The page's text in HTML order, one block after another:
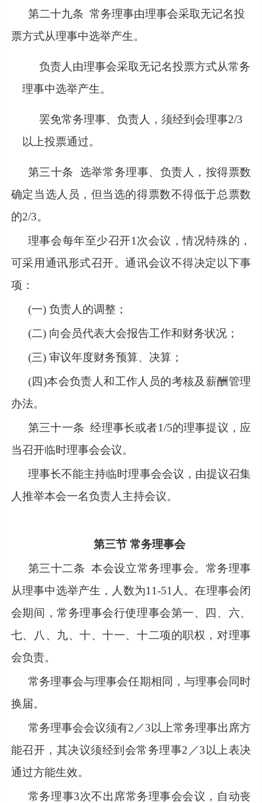
第二十九条 常务理事由理事会采取无记名投
票方式从理事中选举产生。
负责人由理事会采取无记名投票方式从常务
理事中选举产生。
罢免常务理事、负责人，须经到会理事2/3
以上投票通过。
第三十条 选举常务理事、负责人，按得票数
确定当选人员，但当选的得票数不得低于总票数
的2/3。
理事会每年至少召开1次会议，情况特殊的，
可采用通讯形式召开。通讯会议不得决定以下事
项：
(一) 负责人的调整；
(二) 向会员代表大会报告工作和财务状况；
(三) 审议年度财务预算、决算；
(四)本会负责人和工作人员的考核及薪酬管理
办法。
第三十一条 经理事长或者1/5的理事提议，应
当召开临时理事会会议。
理事长不能主持临时理事会会议，由提议召集
人推举本会一名负责人主持会议。
第三节 常务理事会
第三十二条 本会设立常务理事会。常务理事
从理事中选举产生，人数为11-51人。在理事会闭
会期间，常务理事会行使理事会第一、四、六、
七、八、九、十、十一、十二项的职权，对理事
会负责。
常务理事会与理事会任期相同，与理事会同时
换届。
常务理事会会议须有2／3以上常务理事出席方
能召开，其决议须经到会常务理事2／3以上表决
通过方能生效。
常务理事3次不出席常务理事会会议，自动丧